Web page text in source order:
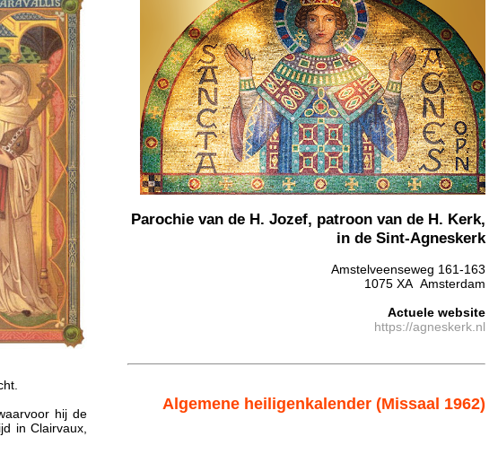
hij de
in Clairvaux,
Parochie van de H. Jozef, patroon van de H. Kerk,
in de Sint-Agneskerk
Amstelveenseweg 161-163
1075 XA Amsterdam
Actuele website
https://agneskerk.nl
Algemene heiligenkalender (Missaal 1962)